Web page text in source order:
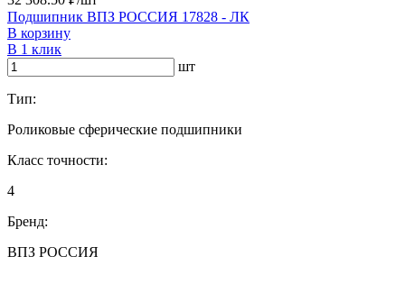
Подшипник ВПЗ РОССИЯ 17828 - ЛК
В корзину
В 1 клик
шт
Тип:
Роликовые сферические подшипники
Класс точности:
4
Бренд:
ВПЗ РОССИЯ